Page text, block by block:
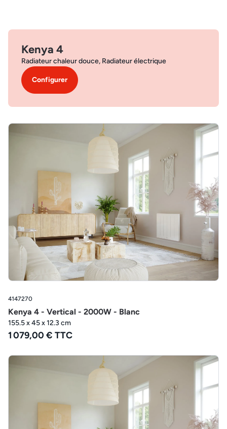
Kenya 4
Radiateur chaleur douce, Radiateur électrique
Configurer
4147270
Kenya 4 - Vertical - 2000W - Blanc
155.5 x 45 x 12.3 cm
1 079,00 € TTC